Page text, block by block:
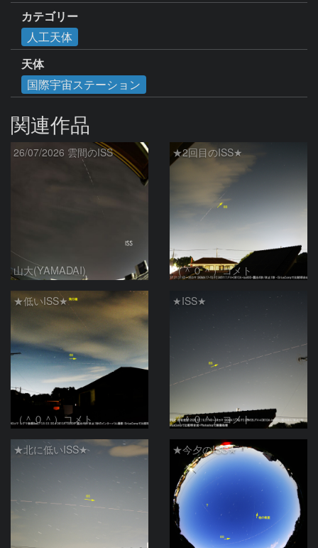
カテゴリー
人工天体
天体
国際宇宙ステーション
関連作品
26/07/2026 雲間のISS
山大(YAMADAI)
★2回目のISS★
（＾０＾）コメト
★低いISS★
（＾０＾）コメト
★ISS★
（＾０＾）コメト
★北に低いISS★ ★今夕のISS★